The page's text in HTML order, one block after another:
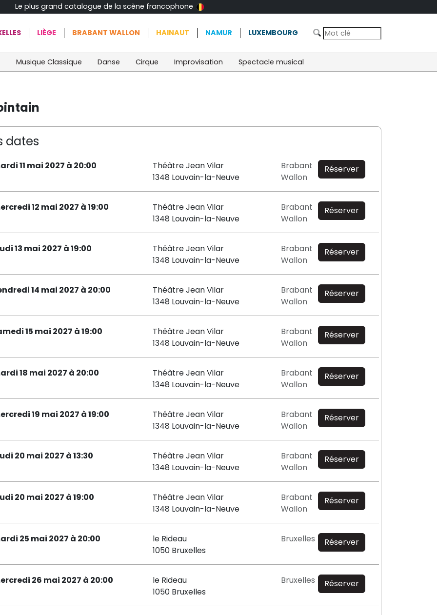
Le plus grand catalogue de la scène francophone
LIÈGE BRABANT WALLON HAINAUT NAMUR LUXEMBOURG
Musique Classique Danse Cirque Improvisation Spectacle musical
dates
11 mai 2027 à 20:00
Théâtre Jean Vilar
1348 Louvain-la-Neuve
Brabant
Wallon
Réserver
12 mai 2027 à 19:00
Théâtre Jean Vilar
1348 Louvain-la-Neuve
Brabant
Wallon
Réserver
13 mai 2027 à 19:00
Théâtre Jean Vilar
1348 Louvain-la-Neuve
Brabant
Wallon
Réserver
14 mai 2027 à 20:00
Théâtre Jean Vilar
1348 Louvain-la-Neuve
Brabant
Wallon
Réserver
15 mai 2027 à 19:00
Théâtre Jean Vilar
1348 Louvain-la-Neuve
Brabant
Wallon
Réserver
18 mai 2027 à 20:00
Théâtre Jean Vilar
1348 Louvain-la-Neuve
Brabant
Wallon
Réserver
19 mai 2027 à 19:00
Théâtre Jean Vilar
1348 Louvain-la-Neuve
Brabant
Wallon
Réserver
20 mai 2027 à 13:30
Théâtre Jean Vilar
1348 Louvain-la-Neuve
Brabant
Wallon
Réserver
20 mai 2027 à 19:00
Théâtre Jean Vilar
1348 Louvain-la-Neuve
Brabant
Wallon
Réserver
25 mai 2027 à 20:00
le Rideau
1050 Bruxelles
Bruxelles Réserver
26 mai 2027 à 20:00
le Rideau
1050 Bruxelles
Bruxelles Réserver